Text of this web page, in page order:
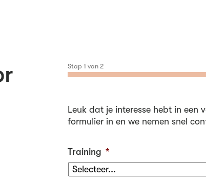
Stap 1 van 2
Leuk dat je interesse hebt in een
formulier in en we nemen snel
Training *